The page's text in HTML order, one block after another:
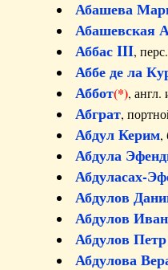
Абашева
Абашевская
Аббас III,
Аббе де ла
Аббот(*),
Абграт,
Абдул Керим,
Абдула
Абдуласах-
Абдулов
Абдулов
Абдулов
Абдулова